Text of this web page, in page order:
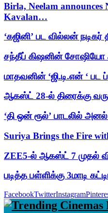
Birla, Neelam
Kavalan…
‘கஜினி’ பட வில்லன்
சந்தீப் கிஷனின் சோஷியோ
மாதவனின் ‘ஜி.டி.என் ‘ பட
ஆகஸ்ட் 28-ல் திரைக்கு
‘தி ஒன் ரூல்’ பாடலில்
Suriya Brings the Fire
ZEE5-ல் ஆகஸ்ட் 7 முதல்
படித்த பள்ளிக்கு 3மாடி
FacebookTwitterInstagram